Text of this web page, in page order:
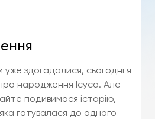
уже здогадалися, сьогодні я
народження Ісуса. Але
подивимося історію,
готувалася до одного